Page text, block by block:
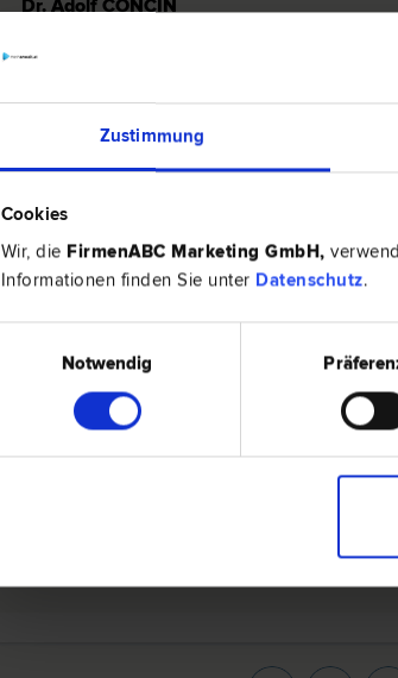
Zustimmung
Cookies
Wir, die FirmenABC Marketing GmbH,
Informationen finden Sie unter Datenschutz.
Notwendig
Dr. Adolf CONCIN
Urheber­recht | Marken­recht | Patent­recht
Dr. Alexa WEIXELBAUMER, LL.M.
Liegenschafts- und Immobilien­recht | Vertrags­recht |
Marken­recht
Urheber­recht | Sport­recht | Medien­recht | Franchising |